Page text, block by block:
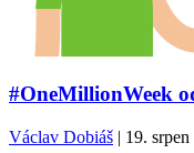
#OneMillionWeek
Václav Dobiáš | 19.